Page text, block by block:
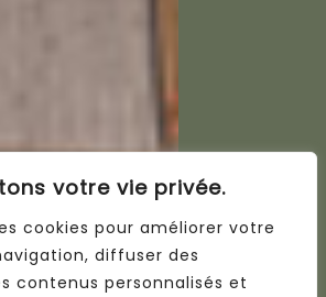
votre vie privée.
cookies pour améliorer votre
diffuser des
contenus personnalisés et